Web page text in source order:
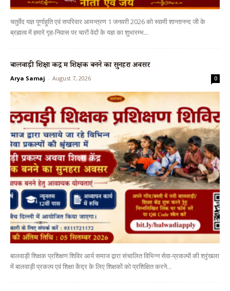
चतुर्वेद यज्ञ पूर्णाहुति एवं सपरिवार आमन्त्रण 1 जनवरी 2026 को स्वामी शान्तानन्द जी के
ब्रह्मत्व में हमारे गृह-निवास पर चारों वेदों के यज्ञ का शुभारम्भ...
बालवाड़ी शिक्षा केंद्र में शिक्षक बनने का सुनहरा अवसर
Arya Samaj - August 7, 2026 0
बालवाड़ी शिक्षक प्रशिक्षण शिविर आर्य समाज द्वारा संचालित विभिन्न सेवा-प्रकल्पों की श्रृंखला
में बालवाड़ी प्रकल्प एवं शिक्षा केंद्र के लिए शिक्षकों को प्रशिक्षित करने...